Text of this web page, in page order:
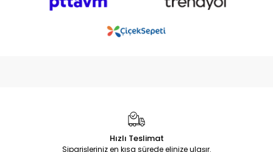
Hızlı Teslimat
Siparişleriniz en kısa sürede elinize ulaşır.